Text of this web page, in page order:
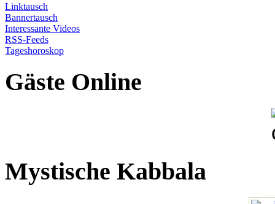
Linktausch
Bannertausch
Interessante Videos
RSS-Feeds
Tageshoroskop
Gäste Online
Mystische Kabbala